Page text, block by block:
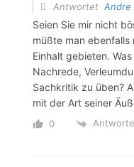
Antwortet Andre
Seien Sie mir nicht
müßte man
Einhalt gebieten.
Nachrede,
Sachkritik zu üben?
mit der Art seiner
0